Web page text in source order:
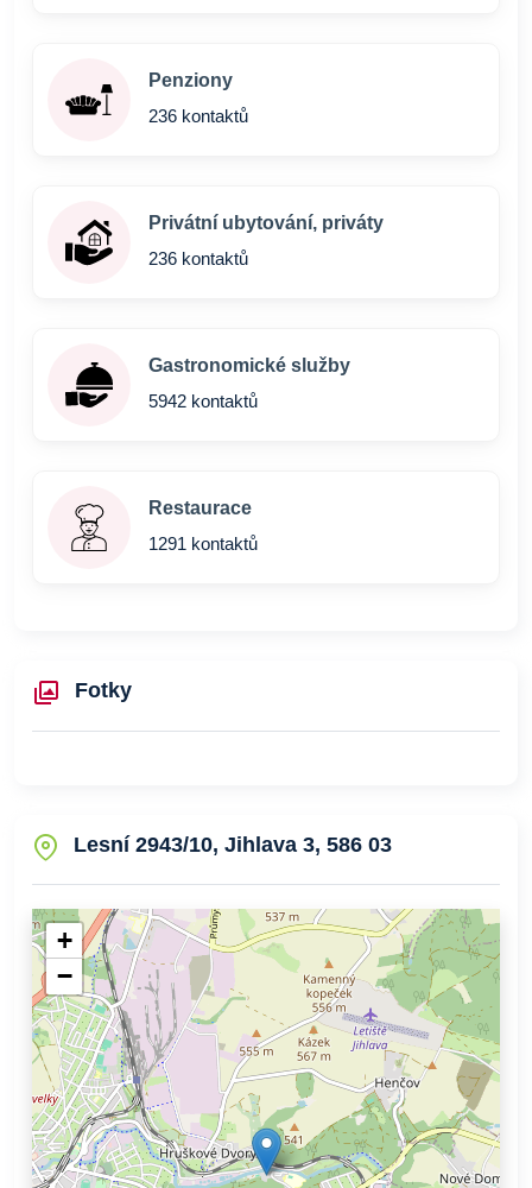
Penziony
236 kontaktů
Privátní ubytování, priváty
236 kontaktů
Gastronomické služby
5942 kontaktů
Restaurace
1291 kontaktů
Fotky
Lesní 2943/10, Jihlava 3, 586 03
+
−